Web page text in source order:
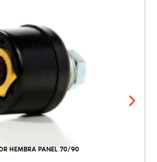
HEMBRA PANEL 70/90